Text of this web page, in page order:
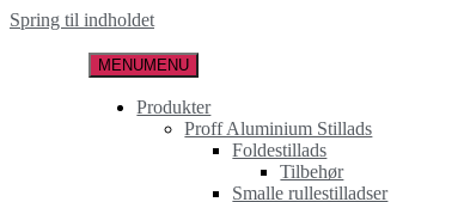
Spring til indholdet
MENUMENU
Produkter
Proff Aluminium Stillads
Foldestillads
Tilbehør
Smalle rullestilladser